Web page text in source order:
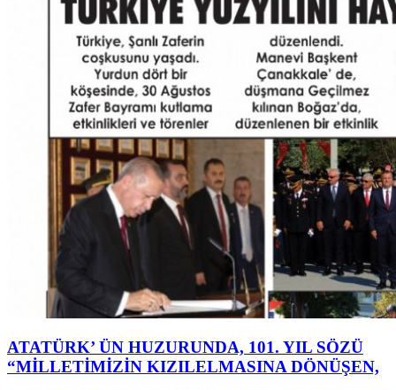
ATATÜRK’ ÜN HUZURUNDA, 101. YIL SÖZÜ
“MİLLETİMİZİN KIZILELMASINA DÖNÜŞEN,